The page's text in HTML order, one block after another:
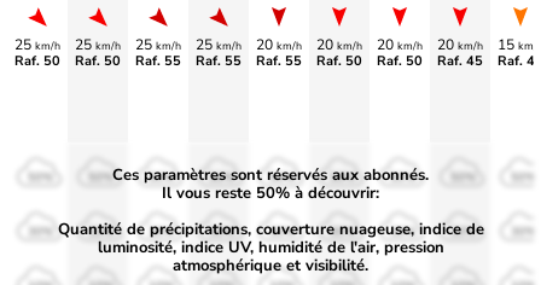
25 km/h
Raf. 50
25 km/h
Raf. 50
25 km/h
Raf. 55
25 km/h
Raf. 55
20 km/h
Raf. 55
20 km/h
Raf. 50
20 km/h
Raf. 50
20 km/h
Raf. 45
15 km/
Raf.
50%
30%
50%
30%
50%
30%
50%
30%
50%
30%
50%
30%
50%
30% 30% 30%
Ces paramètres sont réservés aux abonnés.
Il vous reste 50% à découvrir:
Quantité de précipitations, couverture nuageuse, indice de
luminosité, indice UV, humidité de l'air, pression
atmosphérique et visibilité.